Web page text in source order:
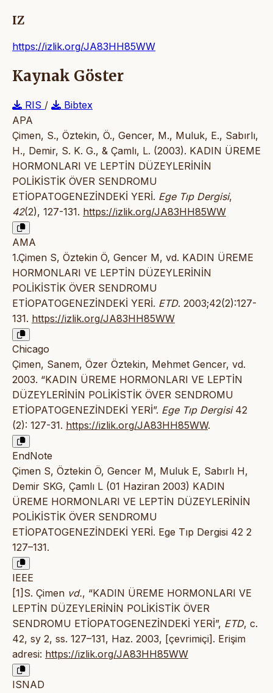
IZ
https://izlik.org/JA83HH85WW
Kaynak Göster
RIS /
Bibtex
APA
Çimen, S., Öztekin, Ö., Gencer, M., Muluk, E., Sabırlı,
H., Demir, S. K. G., & Çamlı, L. (2003). KADIN ÜREME
HORMONLARI VE LEPTİN DÜZEYLERİNİN
POLİKİSTİK ÖVER SENDROMU
ETİOPATOGENEZİNDEKİ YERİ. Ege Tıp Dergisi,
42(2), 127-131. https://izlik.org/JA83HH85WW
AMA
1.Çimen S, Öztekin Ö, Gencer M, vd. KADIN ÜREME
HORMONLARI VE LEPTİN DÜZEYLERİNİN
POLİKİSTİK ÖVER SENDROMU
ETİOPATOGENEZİNDEKİ YERİ. ETD. 2003;42(2):127-
131. https://izlik.org/JA83HH85WW
Chicago
Çimen, Sanem, Özer Öztekin, Mehmet Gencer, vd.
2003. “KADIN ÜREME HORMONLARI VE LEPTİN
DÜZEYLERİNİN POLİKİSTİK ÖVER SENDROMU
ETİOPATOGENEZİNDEKİ YERİ”. Ege Tıp Dergisi42
(2): 127-31. https://izlik.org/JA83HH85WW.
EndNote
Çimen S, Öztekin Ö, Gencer M, Muluk E, Sabırlı H,
Demir SKG, Çamlı L (01 Haziran 2003) KADIN
ÜREME HORMONLARI VE LEPTİN DÜZEYLERİNİN
POLİKİSTİK ÖVER SENDROMU
ETİOPATOGENEZİNDEKİ YERİ. Ege Tıp Dergisi 42 2
127–131.
IEEE
[1]S. Çimen vd., “KADIN ÜREME HORMONLARI VE
LEPTİN DÜZEYLERİNİN POLİKİSTİK ÖVER
SENDROMU ETİOPATOGENEZİNDEKİ YERİ”, ETD, c.
42, sy 2, ss. 127–131, Haz. 2003, [çevrimiçi]. Erişim
adresi: https://izlik.org/JA83HH85WW
ISNAD